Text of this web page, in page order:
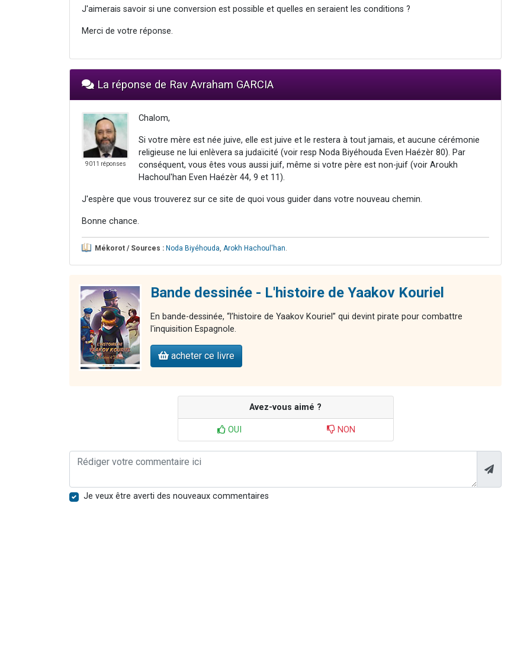
J'aimerais savoir si une conversion est possible et quelles en seraient les conditions ?
Merci de votre réponse.
La réponse de Rav Avraham GARCIA
9011 réponses
Chalom,
Si votre mère est née juive, elle est juive et le restera à tout jamais, et aucune cérémonie
religieuse ne lui enlèvera sa judaïcité (voir resp Noda Biyéhouda Even Haézèr 80). Par
conséquent, vous êtes vous aussi juif, même si votre père est non-juif (voir Aroukh
Hachoul'han Even Haézèr 44, 9 et 11).
J'espère que vous trouverez sur ce site de quoi vous guider dans votre nouveau chemin.
Bonne chance.
Mékorot / Sources : Noda Biyéhouda Arokh Hachoul'han
Bande dessinée - L'histoire de Yaakov Kouriel
En bande-dessinée, “l’histoire de Yaakov Kouriel” qui devint pirate pour combattre
l'inquisition Espagnole.
acheter ce livre
Avez-vous aimé ?
OUI NON
Je veux être averti des nouveaux commentaires